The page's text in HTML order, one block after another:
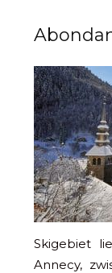
Skigebiet
Annecy,